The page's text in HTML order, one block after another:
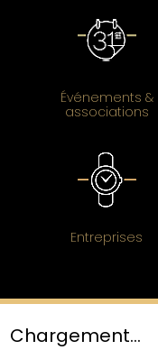
Événements &
associations
Entreprises
Chargement...